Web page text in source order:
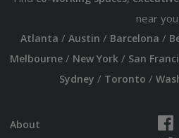
near you:
Atlanta / Austin / Barcelona /
Melbourne/ New York/ San
Sydney / Toronto /
About